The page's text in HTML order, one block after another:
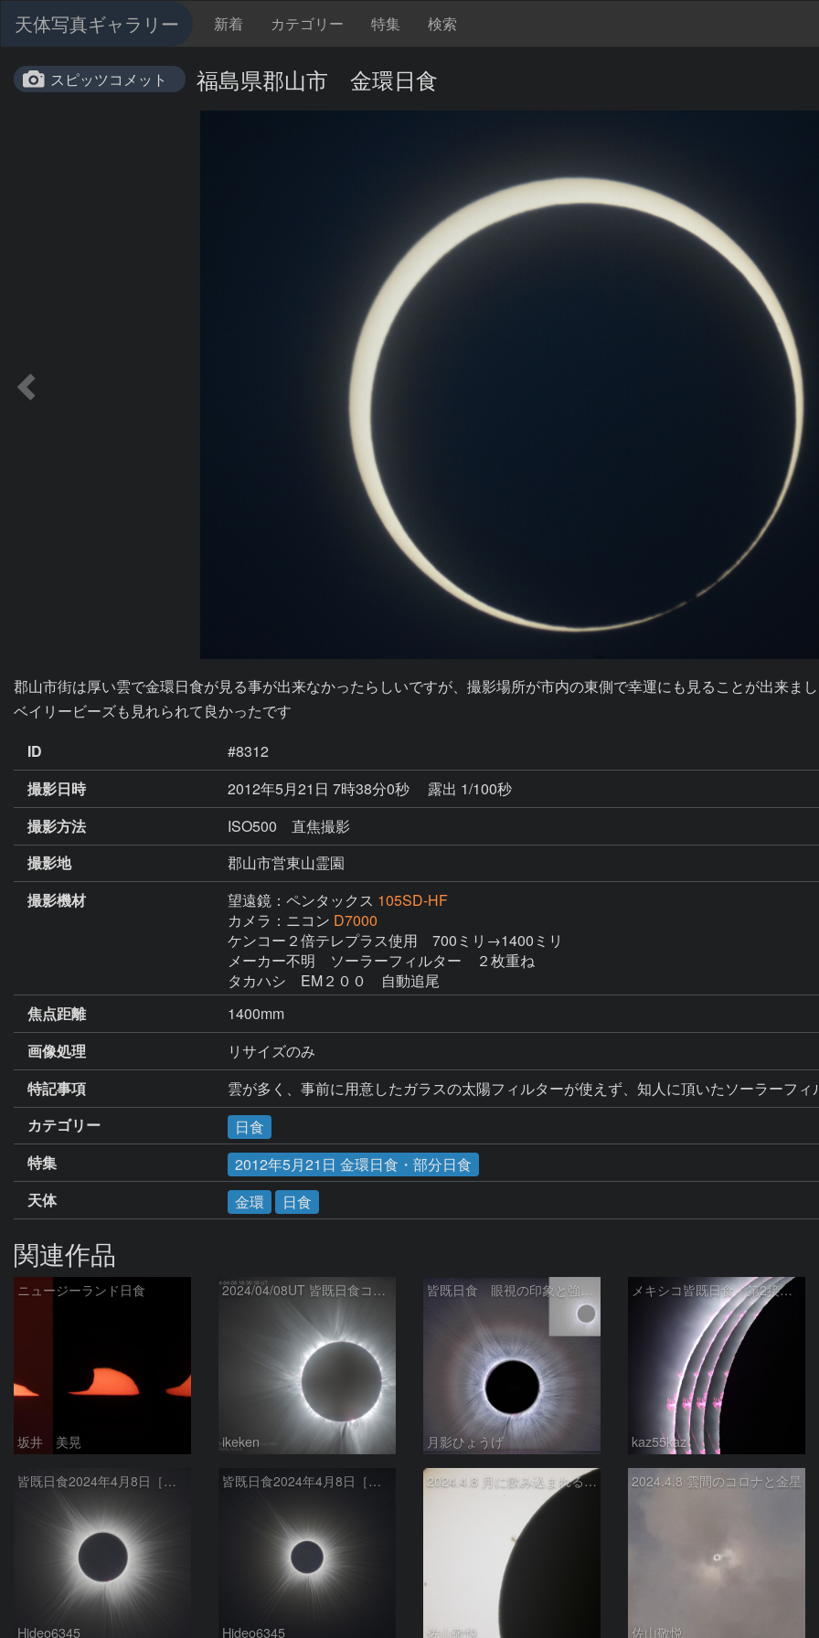
天体写真ギャラリー 新着 カテゴリー 特集 検索
スピッツコメット 福島県郡山市 金環日食
郡山市街は厚い雲で金環日食が見る事が出来なかったらしいですが、撮影場所が市内の東側で幸運にも見ることが出来ま
ベイリービーズも見れられて良かったです
ID
#8312
撮影日時
2012年5月21日 7時38分0秒
露出 1/100秒
撮影方法
ISO500 直焦撮影
撮影地
郡山市営東山霊園
撮影機材
望遠鏡：ペンタックス 105SD-HF
カメラ：ニコン D7000
ケンコー２倍テレプラス使用　700ミリ→1400ミリ
メーカー不明　ソーラーフィルター　２枚重ね
タカハシ　EM２００　自動追尾
焦点距離
1400mm
画像処理
リサイズのみ
特記事項
雲が多く、事前に用意したガラスの太陽フィルターが使えず、知人に頂いたソーラーフ
カテゴリー
日食
特集
2012年5月21日 金環日食・部分日食
天体
金環 日食
関連作品
ニュージーランド日食
坂井 美晃
2024/04/08UT 皆既日食コロナ(HDR, R-USM)
ikeken
皆既日食 眼視の印象と強調 2024/04/09
月影ひょうげ
メキシコ皆既日食 第2接触時
kaz55kaz
皆既日食2024年4月8日［外部コロナ f600mm］
Hideo6345
皆既日食2024年4月8日［外部コロナ f400mm］
Hideo6345
2024.4.8 月に飲み込まれる黒点
佐山敬悦
2024.4.8 雲間のコロナと金星
佐山敬悦